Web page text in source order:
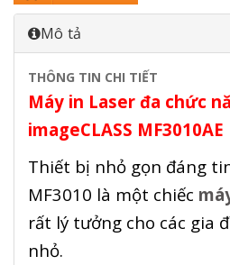
Mô tả
THÔNG TIN CHI TIẾT
Máy in Laser đa chức
imageCLASS MF3010AE
Thiết bị nhỏ gọn đáng
MF3010 là một chiếc
rất lý tưởng cho các gia
nhỏ.